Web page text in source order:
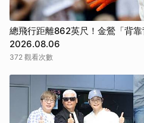
總飛行距離862英尺！金鶯「背靠
2026.08.06
372 觀看次數